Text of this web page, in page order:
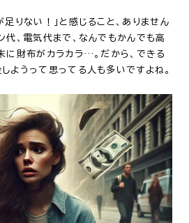
りない！」と感じること、ありません
代、電気代まで、なんでもかんでも高
に財布がカラカラ…。だから、できる
ようって思ってる人も多いですよね。